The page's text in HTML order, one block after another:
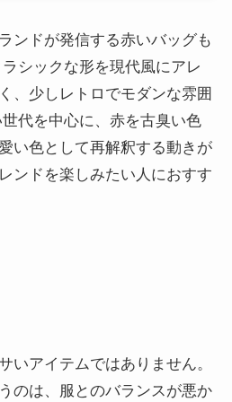
ンドが発信する赤いバッグも
シックな形を現代風にアレ
、少しレトロでモダンな雰囲
代を中心に、赤を古臭い色
い色として再解釈する動きが
ンドを楽しみたい人におすす
いアイテムではありません。
のは、服とのバランスが悪か